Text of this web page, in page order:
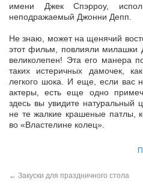
имени Джек Спэрроу,
неподражаемый Джонни Депп.
Не знаю, может на щенячий
этот фильм, повлияли
великолепен! Эта его манера
таких истеричных дамочек,
легкого шока. И еще, если вас
актеры, есть еще одно
здесь вы увидите натуральный
не те жалкие крашеные патлы,
во «Властелине колец».
← Закуски для праздничного стола